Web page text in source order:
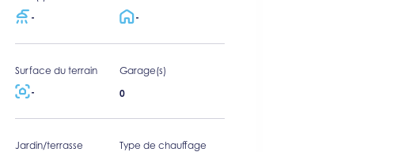
-
-
Surface du terrain
-
Garage(s)
0
Jardin/terrasse
Type de chauffage